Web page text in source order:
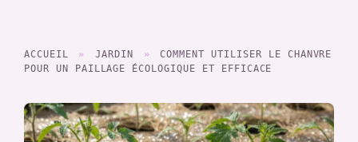
ACCUEIL » JARDIN »
COMMENT UTILISER LE CHANVRE
POUR UN PAILLAGE ÉCOLOGIQUE ET EFFICACE